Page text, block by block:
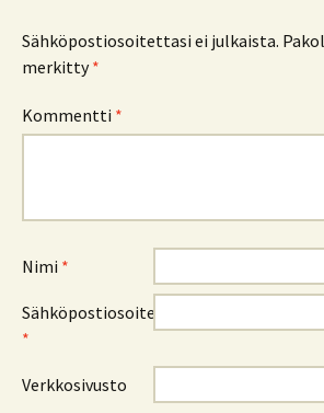
Sähköpostiosoitettasi ei julkaista.
merkitty*
Kommentti *
Nimi *
Sähköpostiosoite
*
Verkkosivusto